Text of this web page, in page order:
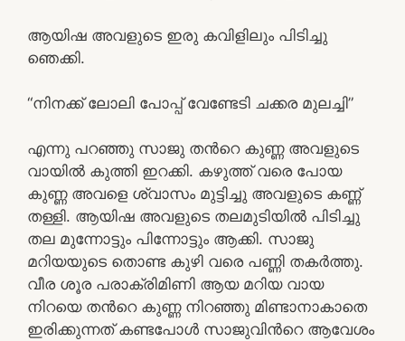
ആയിഷ അവളുടെ ഇരു കവിളിലും പിടിച്ചു
ഞെക്കി.
“നിനക്ക് ലോലി പോപ്പ് വേണ്ടേടി ചക്കര മുലച്ചി”
എന്നു പറഞ്ഞു സാജു തൻറെ കുണ്ണ അവളുടെ
വായിൽ കുത്തി ഇറക്കി. കഴുത്ത് വരെ പോയ
കുണ്ണ അവളെ ശ്വാസം മുട്ടിച്ചു അവളുടെ കണ്ണ്
തള്ളി. ആയിഷ അവളുടെ തലമുടിയിൽ പിടിച്ചു
തല മുന്നോട്ടും പിന്നോട്ടും ആക്കി. സാജു
മറിയയുടെ തൊണ്ട കുഴി വരെ പണ്ണി തകർത്തു.
വീര ശൂര പരാക്രിമിണി ആയ മറിയ വായ
നിറയെ തൻറെ കുണ്ണ നിറഞ്ഞു മിണ്ടാനാകാതെ
ഇരിക്കുന്നത് കണ്ടപോൾ സാജുവിൻറെ ആവേശം